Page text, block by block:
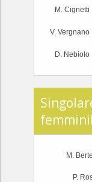
D. Nebiolo
V. Vergnano
M. Cignetti
P.
M.